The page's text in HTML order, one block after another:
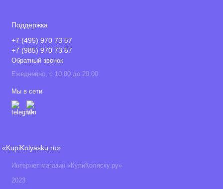
Поддержка
+7 (495) 970 73 57
+7 (985) 970 73 57
Обратный звонок
Ежедневно, с 10.00 до 20.00
Мы в сети
«KupiKolyasku.ru»
Интернет-магазин «КупиКоляску.ру»
2023